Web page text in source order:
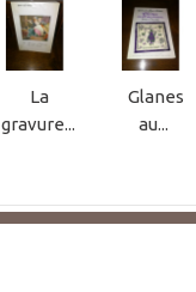
La
gravure...
Glanes
au...